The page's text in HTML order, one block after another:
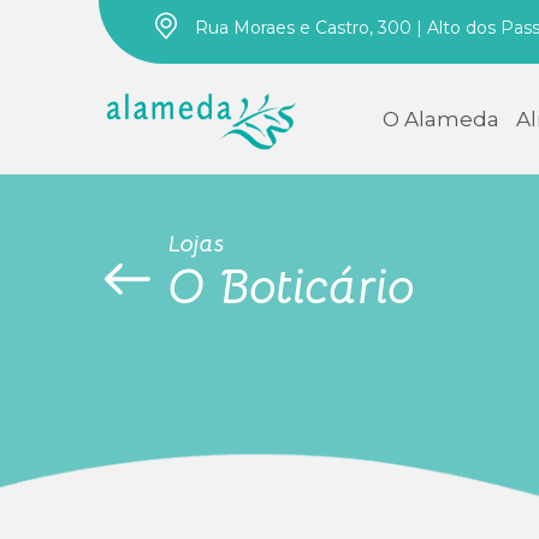
Rua Moraes e Castro, 300 | Alto dos
O Alameda
Lojas
O Boticário